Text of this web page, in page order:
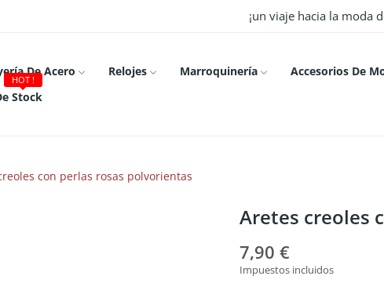
¡un viaje hacia la moda
De Acero Relojes Marroquinería Accesorios De
Stock
HOT !
con perlas rosas polvorientas
Aretes creoles
7,90 €
Impuestos incluidos